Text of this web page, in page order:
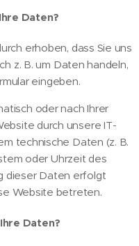
Daten?
erhoben, dass Sie uns
z. B. um Daten handeln,
eingeben.
oder nach Ihrer
durch unsere IT-
technische Daten (z. B.
oder Uhrzeit des
dieser Daten erfolgt
Website betreten.
Daten?